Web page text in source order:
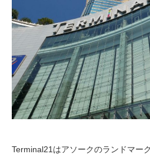
Terminal21はアソークのランドマー